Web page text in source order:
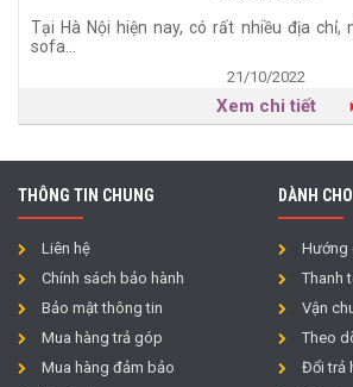
Tại Hà Nội hiện nay, có rất nhiều địa chỉ,
sofa...
21/10/2022
Xem chi tiết
THÔNG TIN CHUNG
Liên hệ
Chính sách bảo hành
Bảo mật thông tin
Mua hàng trả góp
Mua hàng đảm bảo
DÀNH
Hướng
Thanh
Vận
Theo
Đổi trả